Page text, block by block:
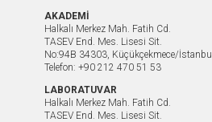
AKADEMİ
Halkalı Merkez Mah. Fatih Cd.
TASEV End. Mes. Lisesi Sit.
No:94B 34303, Küçükçekmece/İstanbul
Telefon: +90 212 470 51 53
LABORATUVAR
Halkalı Merkez Mah. Fatih Cd.
TASEV End. Mes. Lisesi Sit.